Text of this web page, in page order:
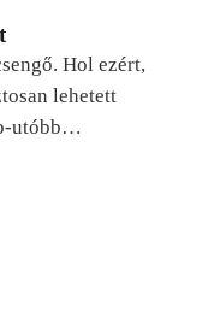
Hol ezért,
lehetett
utóbb…